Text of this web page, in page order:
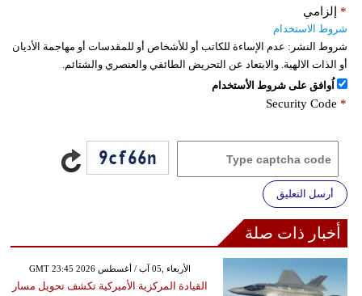
إلزامي *
شروط الاستخدام
شروط النشر: عدم الإساءة للكاتب أو للأشخاص أو للمقدسات أو مهاجمة الأديان
أو الذات الالهية. والابتعاد عن التحريض الطائفي والعنصري والشتائم.
اُوافق على شروط الأستخدام
Security Code *
أرسل التعليق
أخبار ذات صلة
GMT 23:45 2026 الأربعاء ,05 آب / أغسطس
القيادة المركزية الأميركية تكشف تحويل مسار